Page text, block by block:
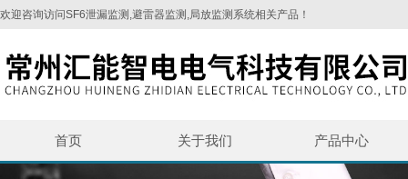
欢迎咨询访问SF6泄漏监测,避雷器监测,局放监测系统相关产品！
首页 关于我们 产品中心